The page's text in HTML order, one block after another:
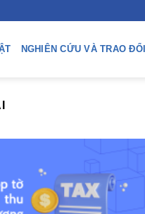
NGHIÊN CỨU VÀ TRAO ĐỔI